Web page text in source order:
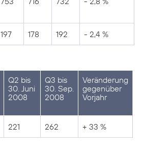
197 178 192 - 2,4 %
Q2 bis
30. Juni
2008
Q3 bis
30. Sep.
2008
Veränderung
gegenüber
Vorjahr
221 262 + 33 %